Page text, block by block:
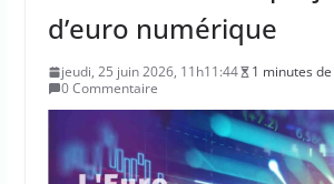
d’euro numérique
jeudi, 25 juin 2026, 11h11:44
1 minutes
0 Commentaire